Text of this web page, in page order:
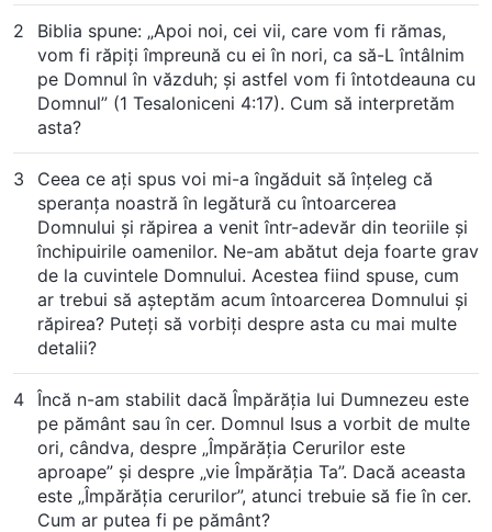
2
Biblia spune: „Apoi noi, cei vii, care vom fi rămas,
vom fi răpiţi împreună cu ei în nori, ca să-L întâlnim
pe Domnul în văzduh; şi astfel vom fi întotdeauna cu
Domnul” (1 Tesaloniceni 4:17). Cum să interpretăm
asta?
3
Ceea ce aţi spus voi mi-a îngăduit să înţeleg că
speranţa noastră în legătură cu întoarcerea
Domnului şi răpirea a venit într-adevăr din teoriile şi
închipuirile oamenilor. Ne-am abătut deja foarte grav
de la cuvintele Domnului. Acestea fiind spuse, cum
ar trebui să aşteptăm acum întoarcerea Domnului şi
răpirea? Puteţi să vorbiţi despre asta cu mai multe
detalii?
4 Încă n-am stabilit dacă Împărăţia lui Dumnezeu este
pe pământ sau în cer. Domnul Isus a vorbit de multe
ori, cândva, despre „Împărăţia Cerurilor este
aproape” şi despre „vie Împărăţia Ta”. Dacă aceasta
este „Împărăţia cerurilor”, atunci trebuie să fie în cer.
Cum ar putea fi pe pământ?